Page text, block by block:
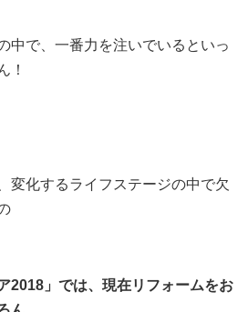
中で、一番力を注いでいるといっ
！
変化するライフステージの中で欠
2018」では、現在リフォームをお